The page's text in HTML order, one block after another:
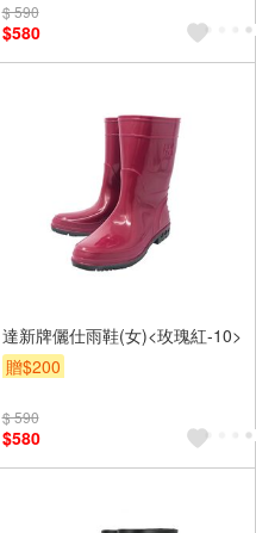
$ 590
$580
達新牌儷仕雨鞋(女)<玫瑰紅-10>
贈$200
$ 590
$580